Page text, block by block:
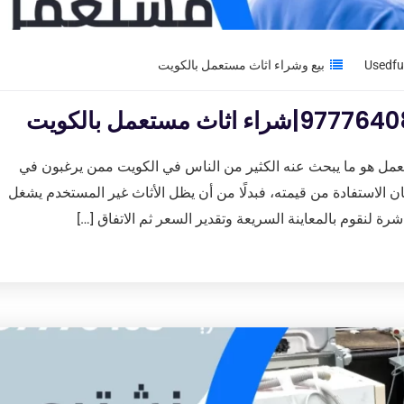
بيع وشراء اثاث مستعمل بالكويت
هو ما يبحث عنه الكثير من الناس في الكويت ممن يرغبون في
من قيمته، فبدلًا من أن يظل الأثاث غير المستخدم يشغل
لنقوم بالمعاينة السريعة وتقدير السعر ثم الاتفاق […]